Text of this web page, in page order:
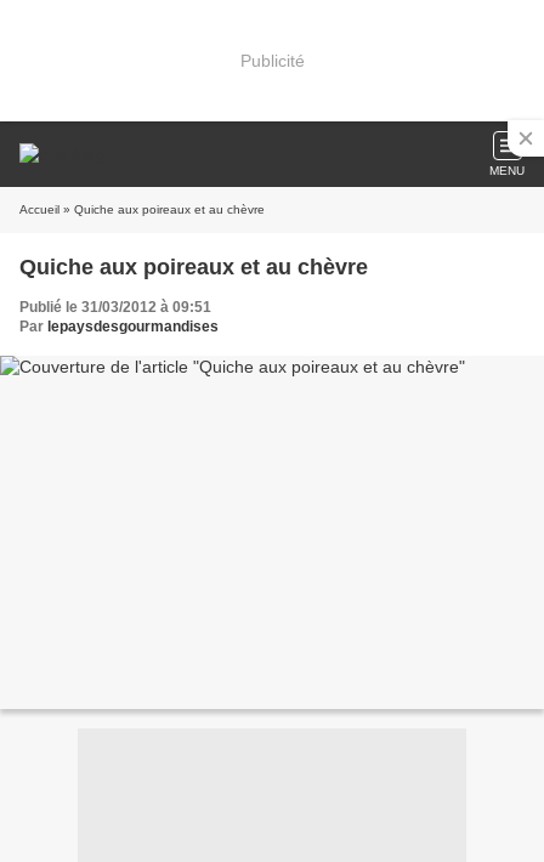
Publicité
MENU
Accueil » Quiche aux poireaux et au chèvre
Quiche aux poireaux et au chèvre
Publié le 31/03/2012 à 09:51
Par lepaysdesgourmandises